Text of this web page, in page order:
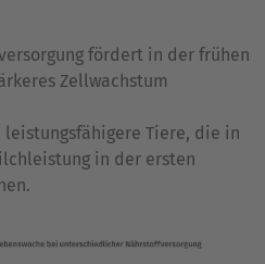
fördert in der frühen
Zellwachstum
Tiere, die in
in der ersten